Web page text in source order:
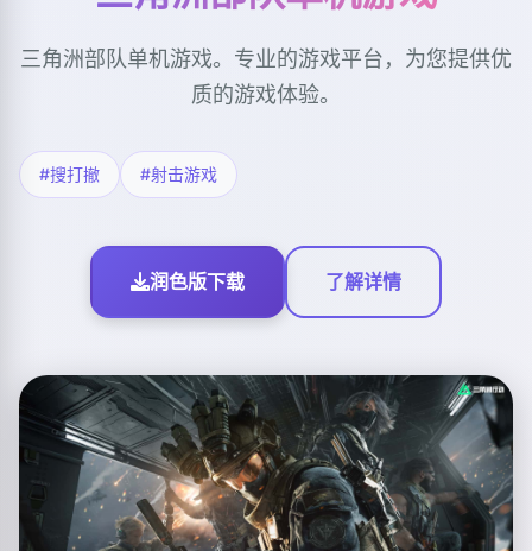
三角洲部队单机游戏。专业的游戏平台，为您提供优
质的游戏体验。
#搜打撤 #射击游戏
润色版下载 了解详情